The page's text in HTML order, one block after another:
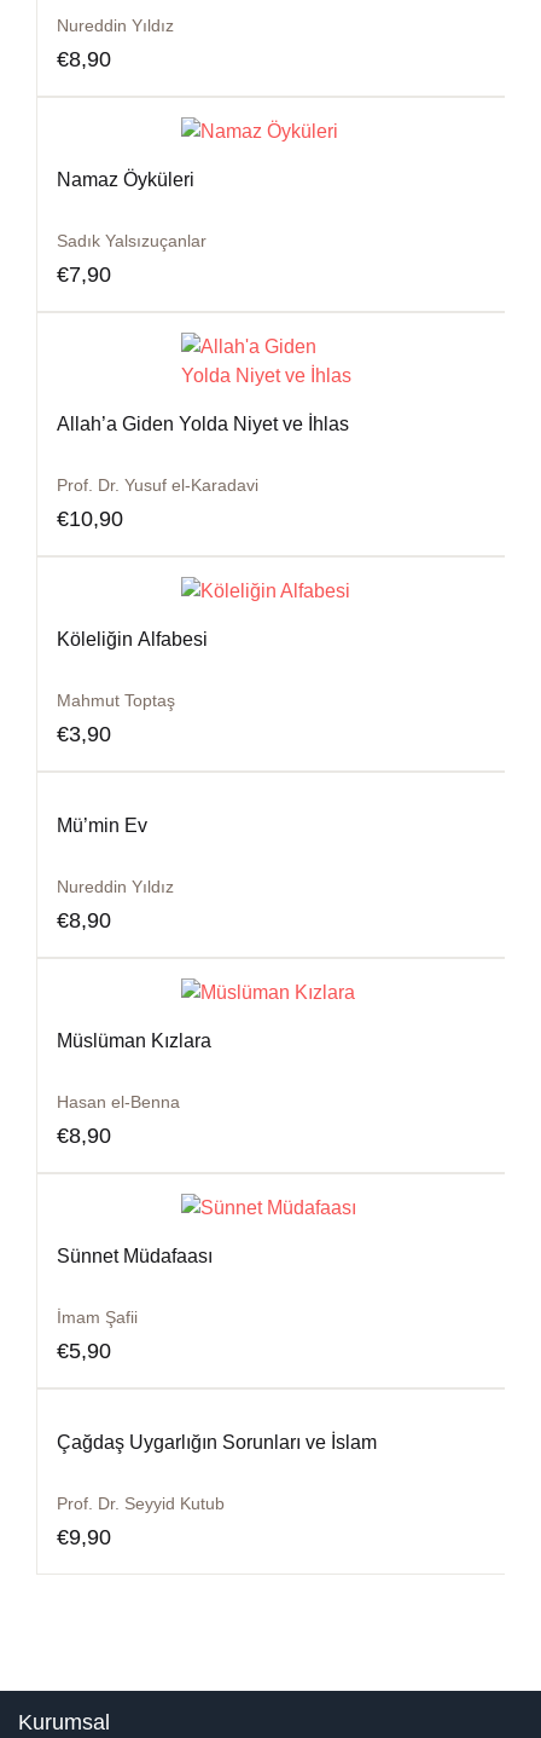
Nureddin Yıldız
€8,90
Namaz Öyküleri
Sadık Yalsızuçanlar
€7,90
Allah’a Giden Yolda Niyet ve İhlas
Prof. Dr. Yusuf el-Karadavi
€10,90
Köleliğin Alfabesi
Mahmut Toptaş
€3,90
Mü’min Ev
Nureddin Yıldız
€8,90
Müslüman Kızlara
Hasan el-Benna
€8,90
Sünnet Müdafaası
İmam Şafii
€5,90
Çağdaş Uygarlığın Sorunları ve İslam
Prof. Dr. Seyyid Kutub
€9,90
Kurumsal